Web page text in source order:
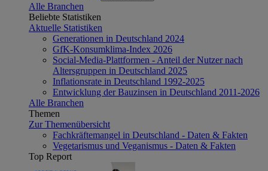
Alle Branchen
Beliebte Statistiken
Aktuelle Statistiken
Generationen in Deutschland 2024
GfK-Konsumklima-Index 2026
Social-Media-Plattformen - Anteil der Nutzer nach
Altersgruppen in Deutschland 2025
Inflationsrate in Deutschland 1992-2025
Entwicklung der Bauzinsen in Deutschland 2011-2026
Alle Branchen
Themen
Zur Themenübersicht
Fachkräftemangel in Deutschland - Daten & Fakten
Vegetarismus und Veganismus - Daten & Fakten
Top Report